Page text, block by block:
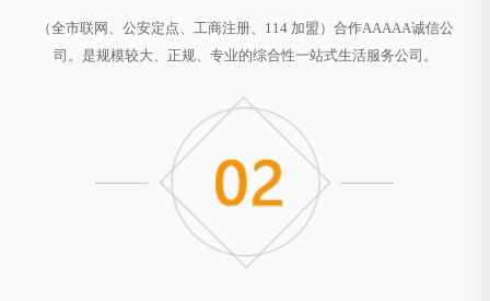
（全市联网、公安定点、工商注册、114 加盟）合作AAAAA诚信公
司。是规模较大、正规、专业的综合性一站式生活服务公司。